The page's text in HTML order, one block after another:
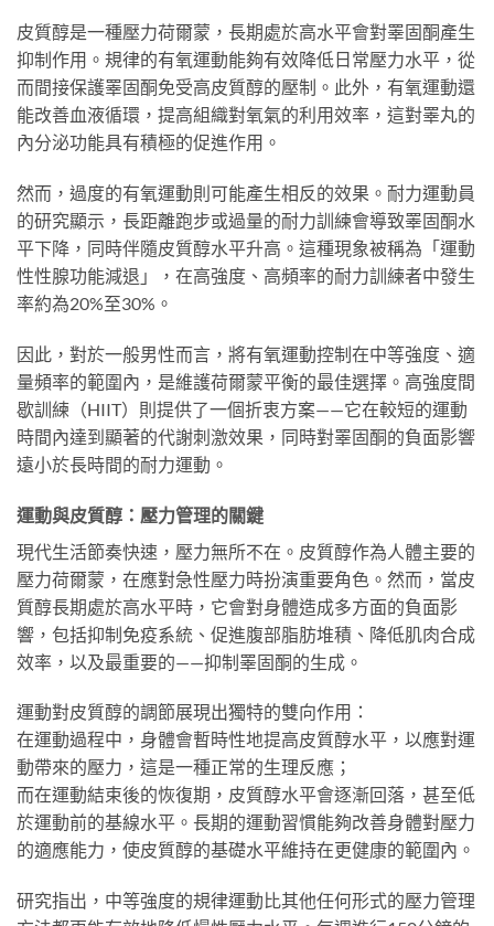
皮質醇是一種壓力荷爾蒙，長期處於高水平會對睪固酮產生
抑制作用。規律的有氧運動能夠有效降低日常壓力水平，從
而間接保護睪固酮免受高皮質醇的壓制。此外，有氧運動還
能改善血液循環，提高組織對氧氣的利用效率，這對睪丸的
內分泌功能具有積極的促進作用。
然而，過度的有氧運動則可能產生相反的效果。耐力運動員
的研究顯示，長距離跑步或過量的耐力訓練會導致睪固酮水
平下降，同時伴隨皮質醇水平升高。這種現象被稱為「運動
性性腺功能減退」，在高強度、高頻率的耐力訓練者中發生
率約為20%至30%。
因此，對於一般男性而言，將有氧運動控制在中等強度、適
量頻率的範圍內，是維護荷爾蒙平衡的最佳選擇。高強度間
歇訓練（HIIT）則提供了一個折衷方案——它在較短的運動
時間內達到顯著的代謝刺激效果，同時對睪固酮的負面影響
遠小於長時間的耐力運動。
運動與皮質醇：壓力管理的關鍵
現代生活節奏快速，壓力無所不在。皮質醇作為人體主要的
壓力荷爾蒙，在應對急性壓力時扮演重要角色。然而，當皮
質醇長期處於高水平時，它會對身體造成多方面的負面影
響，包括抑制免疫系統、促進腹部脂肪堆積、降低肌肉合成
效率，以及最重要的——抑制睪固酮的生成。
運動對皮質醇的調節展現出獨特的雙向作用：
在運動過程中，身體會暫時性地提高皮質醇水平，以應對運
動帶來的壓力，這是一種正常的生理反應；
而在運動結束後的恢復期，皮質醇水平會逐漸回落，甚至低
於運動前的基線水平。長期的運動習慣能夠改善身體對壓力
的適應能力，使皮質醇的基礎水平維持在更健康的範圍內。
研究指出，中等強度的規律運動比其他任何形式的壓力管理